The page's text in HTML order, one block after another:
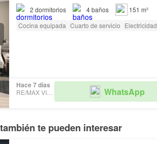
2 dormitorios 4baños
151 m²
Cocina equipada Cuarto de servicio Electricidad
Hace 7 días
RE/MAX VISION WhatsApp
te pueden interesar